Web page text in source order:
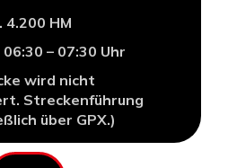
4.200 HM
– 07:30 Uhr
wird nicht
Streckenführung
über GPX.)